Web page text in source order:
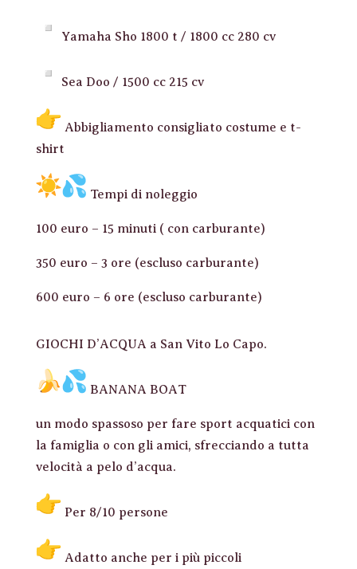
Yamaha Sho 1800 t / 1800 cc 280 cv
Sea Doo / 1500 cc 215 cv
Abbigliamento consigliato costume e t-
shirt
Tempi di noleggio
100 euro – 15 minuti ( con carburante)
350 euro – 3 ore (escluso carburante)
600 euro – 6 ore (escluso carburante)
GIOCHI D’ACQUA a San Vito Lo Capo.
BANANA BOAT
un modo spassoso per fare sport acquatici con
la famiglia o con gli amici, sfrecciando a tutta
velocità a pelo d’acqua.
Per 8/10 persone
Adatto anche per i più piccoli